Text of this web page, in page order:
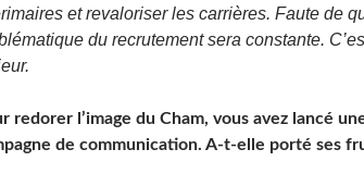
et revaloriser les carrières. Faute de
du recrutement sera constante.
redorer l’image du Cham, vous avez lancé
de communication. A-t-elle porté ses